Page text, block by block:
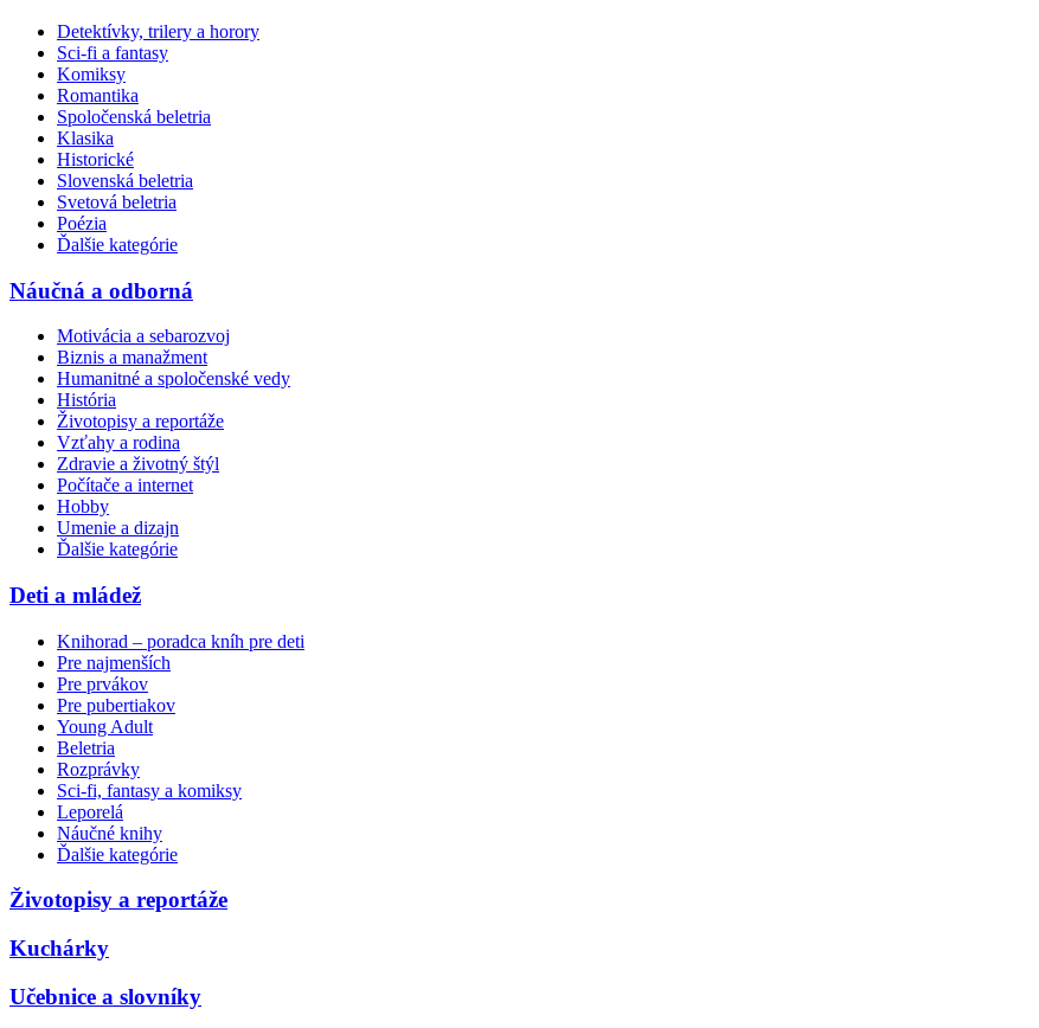
Detektívky, trilery a horory
Sci-fi a fantasy
Komiksy
Romantika
Spoločenská beletria
Klasika
Historické
Slovenská beletria
Svetová beletria
Poézia
Ďalšie kategórie
Náučná a odborná
Motivácia a sebarozvoj
Biznis a manažment
Humanitné a spoločenské vedy
História
Životopisy a reportáže
Vzťahy a rodina
Zdravie a životný štýl
Počítače a internet
Hobby
Umenie a dizajn
Ďalšie kategórie
Deti a mládež
Knihorad – poradca kníh pre deti
Pre najmenších
Pre prvákov
Pre pubertiakov
Young Adult
Beletria
Rozprávky
Sci-fi, fantasy a komiksy
Leporelá
Náučné knihy
Ďalšie kategórie
Životopisy a reportáže
Kuchárky
Učebnice a slovníky